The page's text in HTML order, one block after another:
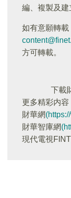
編、複製及建
如有意願轉
方可轉載。
下載
更多精彩内容
財華網
財華智庫網
現代電視